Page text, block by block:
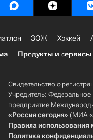
ЗОЖ Хоккей
Продукты и сервисы
Свидетельство о
Учредитель: Федеральное
предприятие
«Россия сегодня» (МИА
Правила использования
Политика